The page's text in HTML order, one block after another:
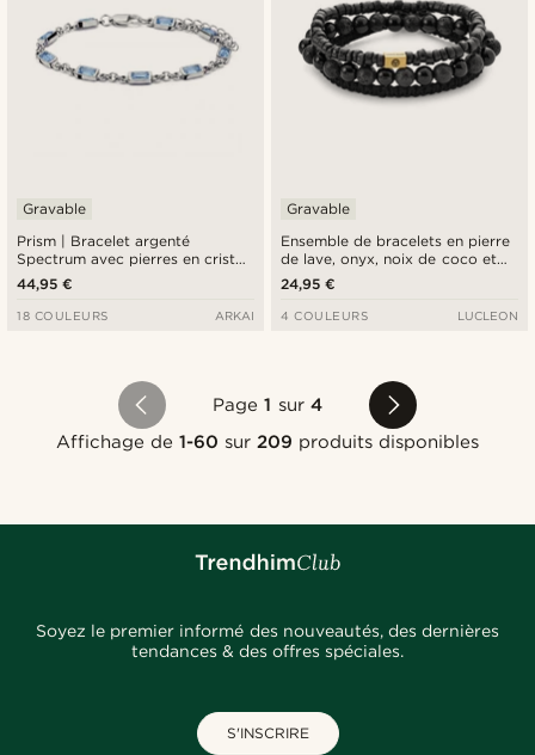
Prism | Bracelet argenté
Spectrum avec pierres en cristal
bleu foncé
Gravable
44,95 €
18 COULEURS ARKAI
Ensemble de bracelets en pierre
de lave, onyx, noix de coco et
acier doré
Gravable
24,95 €
4 COULEURS LUCLEON
Page1 sur 4
Affichage de 1-60 sur209 produits disponibles
Soyez le premier informé des nouveautés, des dernières
tendances & des offres spéciales.
S'INSCRIRE